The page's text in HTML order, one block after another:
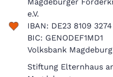
e.V.
IBAN: DE23 8109
BIC: GENODEF1MD1
Volksbank Magdeburg
Stiftung Elternhaus